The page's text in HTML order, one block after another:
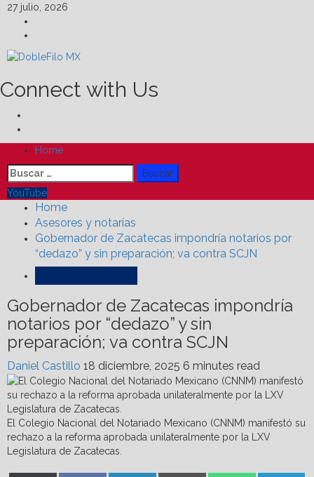
Skip
content
27 julio, 2026
Connect with Us
Primary
Menu
Home
Buscar:
YouTube
Home
Asesores y notarías
Gobernador de Zacatecas impondría notarios por
“dedazo” y sin preparación; va contra SCJN
Gobernador de Zacatecas impondría
notarios por “dedazo” y sin
preparación; va contra SCJN
Daniel Castillo 18 diciembre, 2025 6 minutes read
El Colegio Nacional del Notariado Mexicano (CNNM) manifestó su
rechazo a la reforma aprobada unilateralmente por la LXV
Legislatura de Zacatecas.